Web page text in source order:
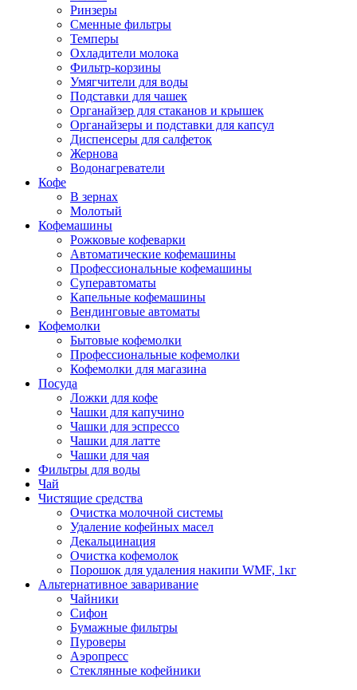
Ринзеры
Сменные фильтры
Темперы
Охладители молока
Фильтр-корзины
Умягчители для воды
Подставки для чашек
Органайзер для стаканов и крышек
Органайзеры и подставки для капсул
Диспенсеры для салфеток
Жернова
Водонагреватели
Кофе
В зернах
Молотый
Кофемашины
Рожковые кофеварки
Автоматические кофемашины
Профессиональные кофемашины
Суперавтоматы
Капельные кофемашины
Вендинговые автоматы
Кофемолки
Бытовые кофемолки
Профессиональные кофемолки
Кофемолки для магазина
Посуда
Ложки для кофе
Чашки для капучино
Чашки для эспрессо
Чашки для латте
Чашки для чая
Фильтры для воды
Чай
Чистящие средства
Очистка молочной системы
Удаление кофейных масел
Декальцинация
Очистка кофемолок
Порошок для удаления накипи WMF, 1кг
Альтернативное заваривание
Чайники
Сифон
Бумажные фильтры
Пуроверы
Аэропресс
Стеклянные кофейники